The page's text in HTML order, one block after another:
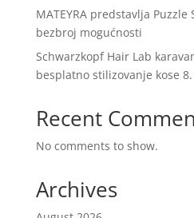
MATEYRA predstavlja Puzzle
bezbroj mogućnosti
Schwarzkopf Hair Lab
besplatno stilizovanje kose
Recent
No comments to show.
Archives